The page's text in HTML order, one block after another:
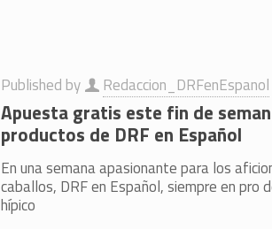
Published by Redaccion_DRFenEspanol
Apuesta gratis este fin de
productos de DRF en Español
En una semana apasionante para los
caballos, DRF en Español, siempre en pro
hípico